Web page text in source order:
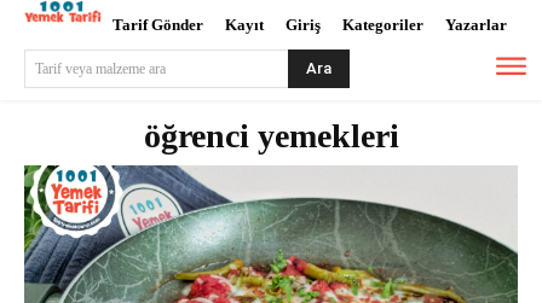
Tarif Gönder Kayıt Giriş Kategoriler Yazarlar
Tarif veya malzeme ara Ara
öğrenci yemekleri